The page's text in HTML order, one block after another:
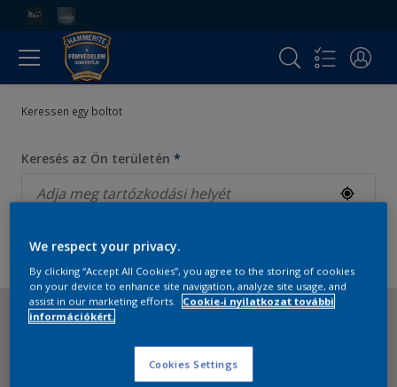
Keressen egy boltot
Keresés az Ön területén *
mutat
We respect your privacy.
By clicking “Accept All Cookies”, you agree to the storing of cookies
on your device to enhance site navigation, analyze site usage, and
assist in our marketing efforts.
Cookie-i nyilatkozat további
információkért.
Cookies Settings